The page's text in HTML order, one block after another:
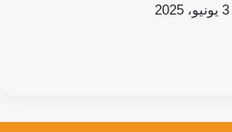
3 يونيو، 2025